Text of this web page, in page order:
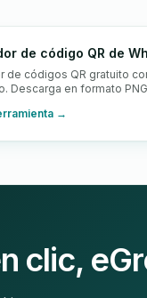
de código QR de
de códigos QR gratuito
Descarga en formato
→
clic,